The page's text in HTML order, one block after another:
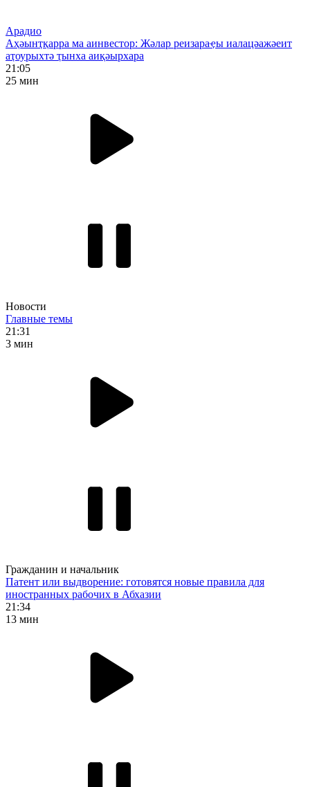
Арадио
Аҳәынҭқарра ма аинвестор: Жәлар реизараҿы иалацәажәеит
аҭоурыхтә ҭынха аиқәырхара
21:05
25 мин
Новости
Главные темы
21:31
3 мин
Гражданин и начальник
Патент или выдворение: готовятся новые правила для
иностранных рабочих в Абхазии
21:34
13 мин